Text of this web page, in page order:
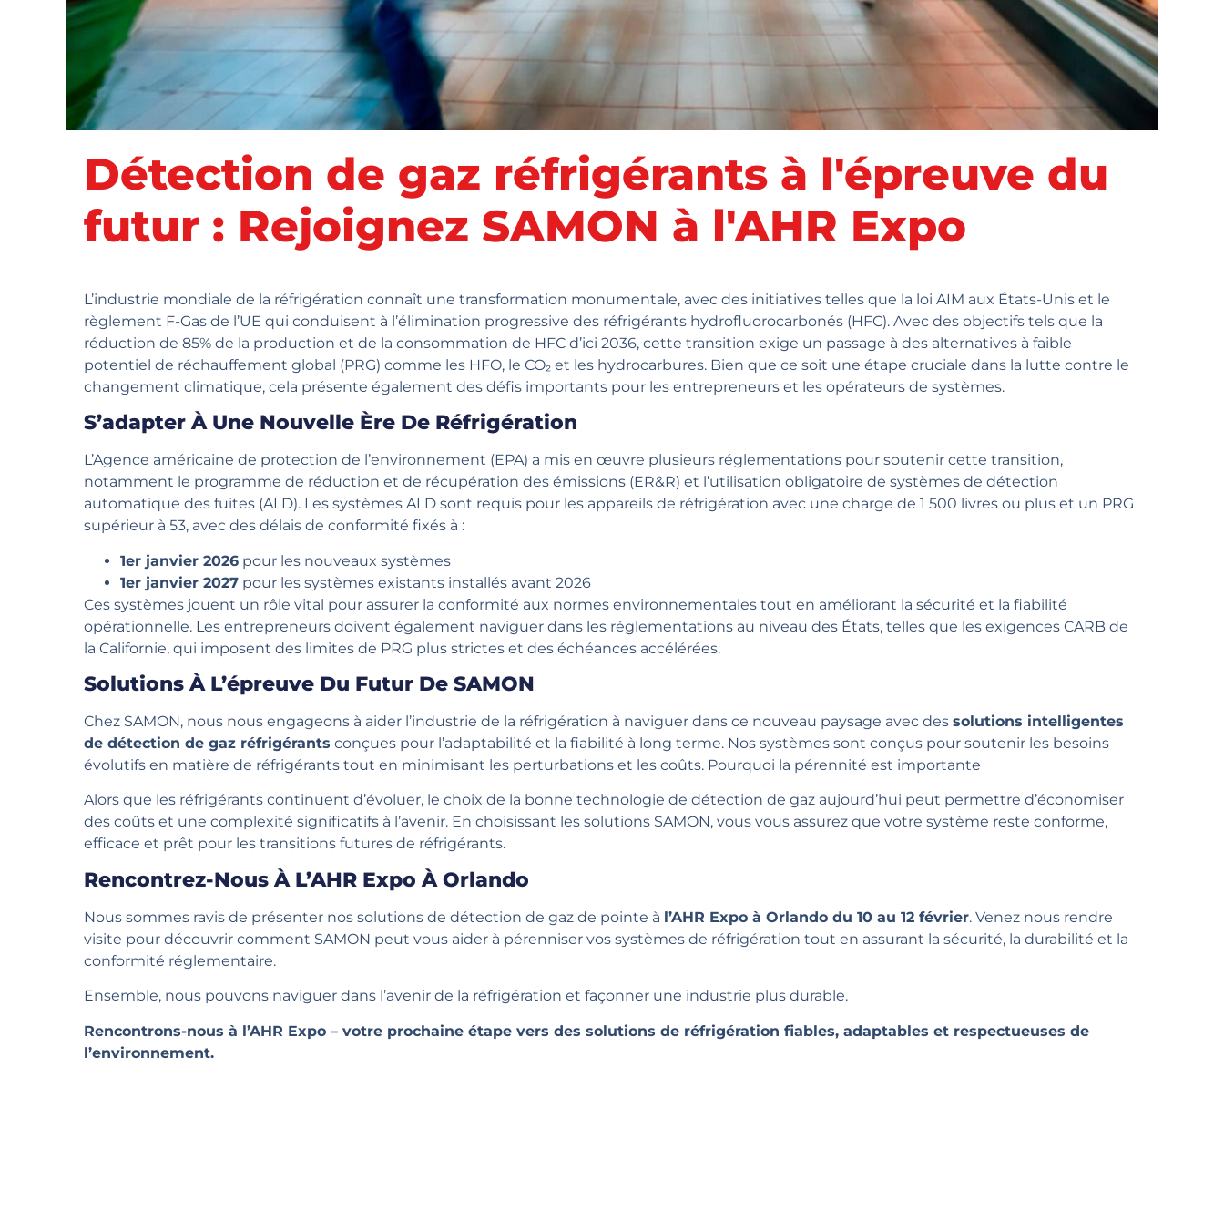
Détection de gaz réfrigérants à l'épreuve du
futur : Rejoignez SAMON à l'AHR Expo
L’industrie mondiale de la réfrigération connaît une transformation monumentale, avec des initiatives telles que la loi AIM aux États-Unis et le
règlement F-Gas de l’UE qui conduisent à l’élimination progressive des réfrigérants hydrofluorocarbonés (HFC). Avec des objectifs tels que la
réduction de 85% de la production et de la consommation de HFC d’ici 2036, cette transition exige un passage à des alternatives à faible
potentiel de réchauffement global (PRG) comme les HFO, le CO₂ et les hydrocarbures. Bien que ce soit une étape cruciale dans la lutte contre le
changement climatique, cela présente également des défis importants pour les entrepreneurs et les opérateurs de systèmes.
S’adapter À Une Nouvelle Ère De Réfrigération
L’Agence américaine de protection de l’environnement (EPA) a mis en œuvre plusieurs réglementations pour soutenir cette transition,
notamment le programme de réduction et de récupération des émissions (ER&R) et l’utilisation obligatoire de systèmes de détection
automatique des fuites (ALD). Les systèmes ALD sont requis pour les appareils de réfrigération avec une charge de 1 500 livres ou plus et un PRG
supérieur à 53, avec des délais de conformité fixés à :
1er janvier 2026 pour les nouveaux systèmes
1er janvier 2027 pour les systèmes existants installés avant 2026
Ces systèmes jouent un rôle vital pour assurer la conformité aux normes environnementales tout en améliorant la sécurité et la fiabilité
opérationnelle. Les entrepreneurs doivent également naviguer dans les réglementations au niveau des États, telles que les exigences CARB de
la Californie, qui imposent des limites de PRG plus strictes et des échéances accélérées.
Solutions À L’épreuve Du Futur De SAMON
Chez SAMON, nous nous engageons à aider l’industrie de la réfrigération à naviguer dans ce nouveau paysage avec des solutions intelligentes
de détection de gaz réfrigérants conçues pour l’adaptabilité et la fiabilité à long terme. Nos systèmes sont conçus pour soutenir les besoins
évolutifs en matière de réfrigérants tout en minimisant les perturbations et les coûts. Pourquoi la pérennité est importante
Alors que les réfrigérants continuent d’évoluer, le choix de la bonne technologie de détection de gaz aujourd’hui peut permettre d’économiser
des coûts et une complexité significatifs à l’avenir. En choisissant les solutions SAMON, vous vous assurez que votre système reste conforme,
efficace et prêt pour les transitions futures de réfrigérants.
Rencontrez-Nous À L’AHR Expo À Orlando
Nous sommes ravis de présenter nos solutions de détection de gaz de pointe à l’AHR Expo à Orlando du 10 au 12 février. Venez nous rendre
visite pour découvrir comment SAMON peut vous aider à pérenniser vos systèmes de réfrigération tout en assurant la sécurité, la durabilité et la
conformité réglementaire.
Ensemble, nous pouvons naviguer dans l’avenir de la réfrigération et façonner une industrie plus durable.
Rencontrons-nous à l’AHR Expo – votre prochaine étape vers des solutions de réfrigération fiables, adaptables et respectueuses de
l’environnement.